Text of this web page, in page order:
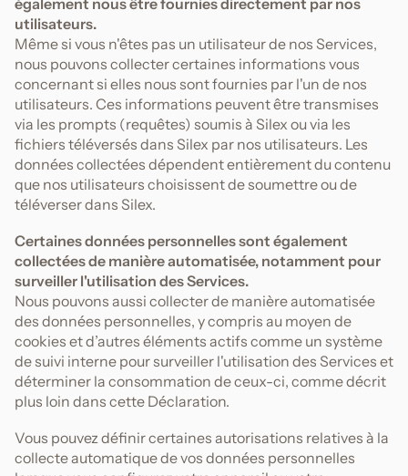
également nous être fournies directement par nos
utilisateurs.
Même si vous n'êtes pas un utilisateur de nos Services,
nous pouvons collecter certaines informations vous
concernant si elles nous sont fournies par l'un de nos
utilisateurs. Ces informations peuvent être transmises
via les prompts (requêtes) soumis à Silex ou via les
fichiers téléversés dans Silex par nos utilisateurs. Les
données collectées dépendent entièrement du contenu
que nos utilisateurs choisissent de soumettre ou de
téléverser dans Silex.
Certaines données personnelles sont également
collectées de manière automatisée, notamment pour
surveiller l'utilisation des Services.
Nous pouvons aussi collecter de manière automatisée
des données personnelles, y compris au moyen de
cookies et d’autres éléments actifs comme un système
de suivi interne pour surveiller l'utilisation des Services et
déterminer la consommation de ceux-ci, comme décrit
plus loin dans cette Déclaration.
Vous pouvez définir certaines autorisations relatives à la
collecte automatique de vos données personnelles